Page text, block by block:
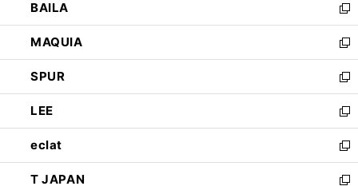
く
ィ
ン
ド
ウ
で
開
く
い
ウ
ィ
ン
ド
ウ
で
開
く
BAILA
新
し
い
ウ
ィ
ン
ド
ウ
で
開
く
MAQUIA
新
し
い
ウ
ィ
ン
ド
ウ
で
SPUR
新
し
い
ウ
ィ
ン
ド
LEE
新
し
い
ウ
ィ
eclat
新
し
い
T JAPAN
新